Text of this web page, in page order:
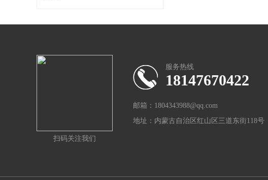
扫码关注我们
服务热线
18147670422
邮箱：1804343988@qq.com
地址：内蒙古自治区红山区三道东街118号